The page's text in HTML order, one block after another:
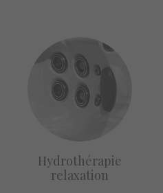
Hydrothérapie
relaxation